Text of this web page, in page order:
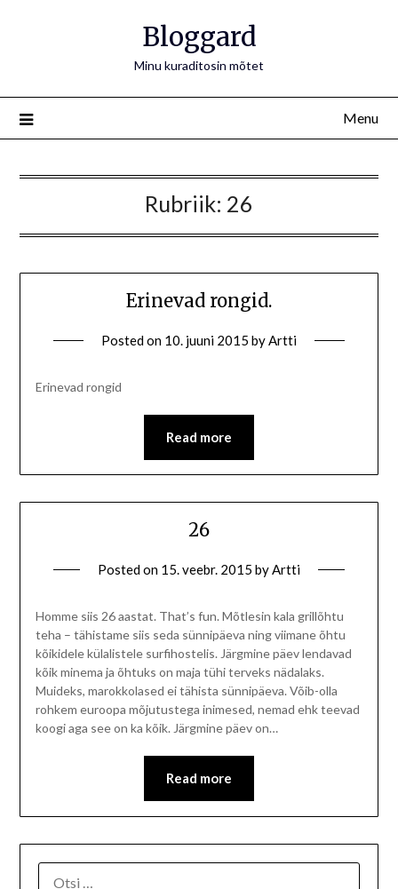
Bloggard
Minu kuraditosin mõtet
Menu
Rubriik: 26
Erinevad rongid.
Posted on 10. juuni 2015 byArtti
Erinevad rongid
Read more
26
Posted on 15. veebr. 2015 byArtti
Homme siis 26 aastat. That’s fun. Mõtlesin kala grillõhtu
teha – tähistame siis seda sünnipäeva ning viimane õhtu
kõikidele külalistele surfihostelis. Järgmine päev lendavad
kõik minema ja õhtuks on maja tühi terveks nädalaks.
Muideks, marokkolased ei tähista sünnipäeva. Võib-olla
rohkem euroopa mõjutustega inimesed, nemad ehk teevad
koogi aga see on ka kõik. Järgmine päev on…
Read more